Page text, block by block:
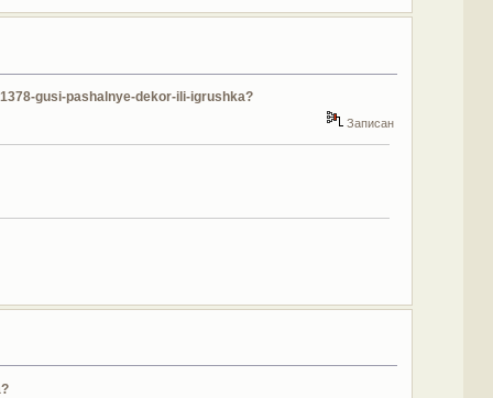
gusi-pashalnye-dekor-ili-igrushka?
Записан